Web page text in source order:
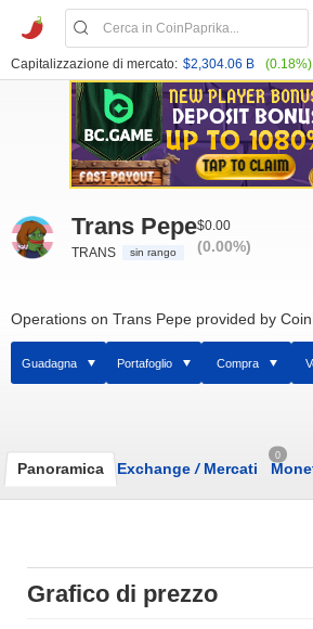
Capitalizzazione di mercato: $2,304.06 B (0.18%)
Trans Pepe
TRANS sin rango
$0.00
(0.00%)
Operations on Trans Pepe provided by
Guadagna Portafoglio Compra
Panoramica Exchange /Mercati
0
Grafico di prezzo